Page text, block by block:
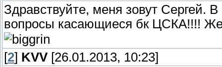
Здравствуйте, меня зовут Сергей.
вопросы касающиеся бк ЦСКА!!!!
[2] KVV [26.01.2013, 10:23]